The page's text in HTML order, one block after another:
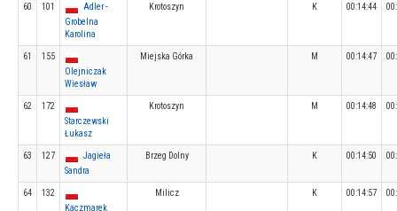
60 101
Adler -
Grobelna
Karolina
Krotoszyn K 00:14:44
61
155
Olejniczak
Wiesław
Miejska Górka M 00:14:47
62
172
Starczewski
Łukasz
Krotoszyn M 00:14:48
63 127
Jagieła
Sandra
Brzeg Dolny K 00:14:50
64
132
Kaczmarek
Milicz K 00:14:57